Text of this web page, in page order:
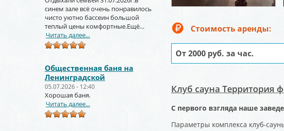
синем зале всё очень понравилось
чисто уютно бассеин большой
теплый цены комфортные.Ещё
вернёмся и не раз!!!
Читать далее...
Общественная баня на
Ленинградской
05.07.2026 - 12:40
Хорошая баня.
Читать далее...
Стоимость аренды:
От 2000 руб. за час.
Клуб сауна Территория
С первого взгляда наше
Параметры комплекса клуб-